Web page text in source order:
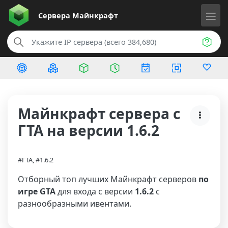
Сервера Майнкрафт
Майнкрафт сервера с
ГТА на версии 1.6.2
#ГТА, #1.6.2
Отборный топ лучших Майнкрафт серверов по
игре GTAдля входа с версии 1.6.2 с
разнообразными ивентами.